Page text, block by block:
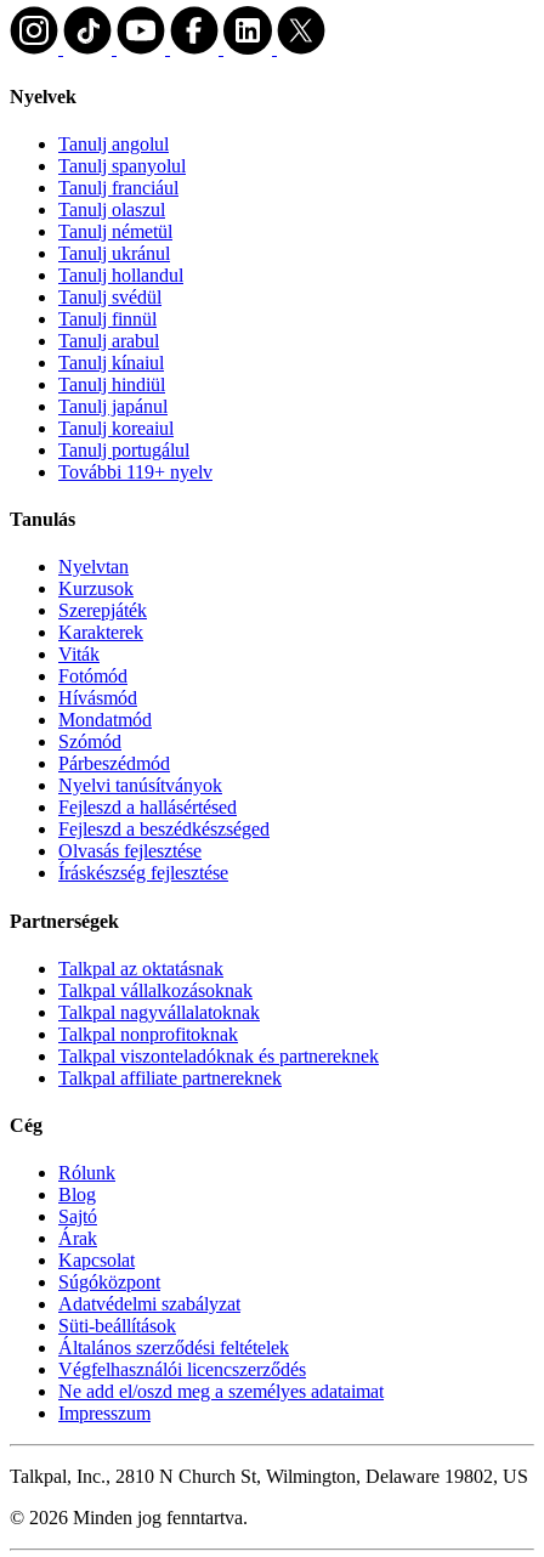
Nyelvek
Tanulj angolul
Tanulj spanyolul
Tanulj franciául
Tanulj olaszul
Tanulj németül
Tanulj ukránul
Tanulj hollandul
Tanulj svédül
Tanulj finnül
Tanulj arabul
Tanulj kínaiul
Tanulj hindiül
Tanulj japánul
Tanulj koreaiul
Tanulj portugálul
További 119+ nyelv
Tanulás
Nyelvtan
Kurzusok
Szerepjáték
Karakterek
Viták
Fotómód
Hívásmód
Mondatmód
Szómód
Párbeszédmód
Nyelvi tanúsítványok
Fejleszd a hallásértésed
Fejleszd a beszédkészséged
Olvasás fejlesztése
Íráskészség fejlesztése
Partnerségek
Talkpal az oktatásnak
Talkpal vállalkozásoknak
Talkpal nagyvállalatoknak
Talkpal nonprofitoknak
Talkpal viszonteladóknak és partnereknek
Talkpal affiliate partnereknek
Cég
Rólunk
Blog
Sajtó
Árak
Kapcsolat
Súgóközpont
Adatvédelmi szabályzat
Süti-beállítások
Általános szerződési feltételek
Végfelhasználói licencszerződés
Ne add el/oszd meg a személyes adataimat
Impresszum
Talkpal, Inc., 2810 N Church St, Wilmington, Delaware 19802, US
© 2026 Minden jog fenntartva.